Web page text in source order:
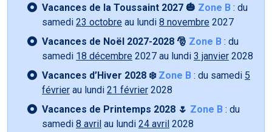
Vacances de la Toussaint 2027 🎃 Zone B : du
samedi 23 octobre au lundi 8 novembre 2027
Vacances de Noël 2027-2028 🎅 Zone B : du
samedi 18 décembre 2027 au lundi 3 janvier 2028
Vacances d’Hiver 2028 ❄️ Zone B : du samedi 5
février au lundi 21 février 2028
Vacances de Printemps 2028 🌷 Zone B : du
samedi 8 avril au lundi 24 avril 2028